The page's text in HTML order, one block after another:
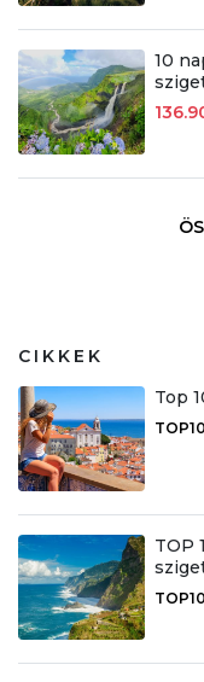
10
CIKKEK
Top
TOP10
TOP
TOP10